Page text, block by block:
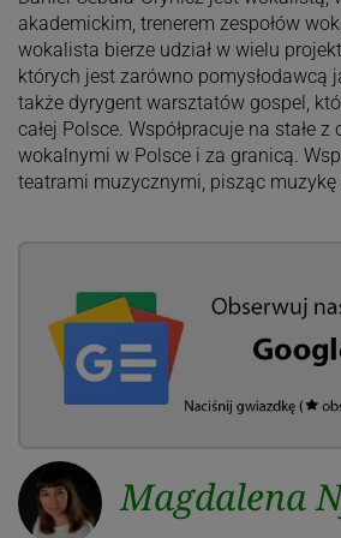
akademickim, trenerem zespołów
wokalista bierze udział w wielu
których jest zarówno pomysłodawcą
także dyrygent warsztatów gospel,
całej Polsce. Współpracuje na stałe
wokalnymi w Polsce i za granicą.
teatrami muzycznymi, pisząc muzykę
Magdalena